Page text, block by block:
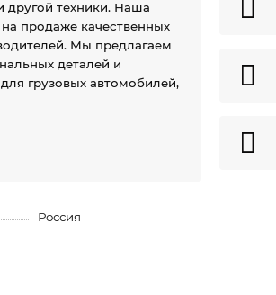
другой техники. Наша
продаже качественных
Мы предлагаем
деталей и
грузовых автомобилей,
Россия